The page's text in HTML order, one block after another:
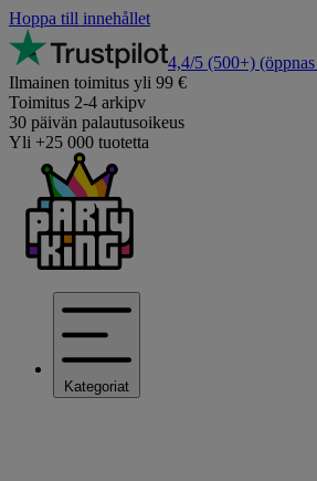
Hoppa till innehållet
4,4/5 (500+)
Ilmainen toimitus yli 99 €
Toimitus 2-4 arkipv
30 päivän palautusoikeus
Yli +25 000 tuotetta
Kategoriat